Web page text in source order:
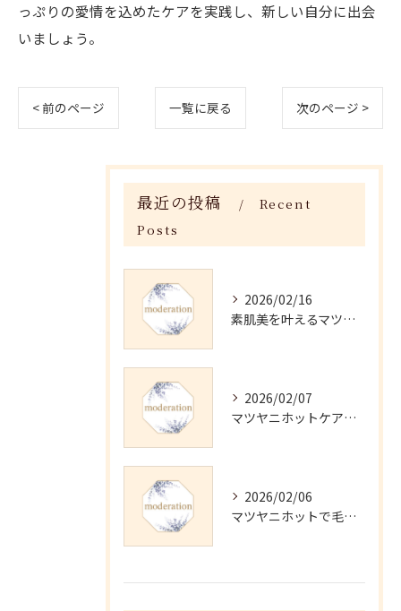
っぷりの愛情を込めたケアを実践し、新しい自分に出会
いましょう。
< 前のページ 一覧に戻る 次のページ >
最近の投稿
Recent
Posts
2026/02/16
素肌美を叶えるマツヤニホットセラピーの効果
2026/02/07
マツヤニホットケアの正しい使い方と継続法
2026/02/06
マツヤニホットで毛穴・くすみ改善術